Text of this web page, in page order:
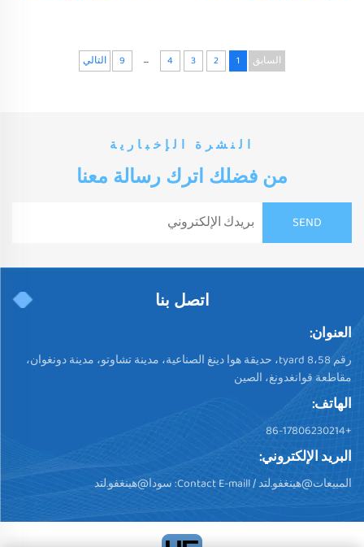
الحسية بلورات لافا للأطفال
السابق 1
2
3
4
...
9 التالي
النشرة الإخبارية
من فضلك اترك رسالة معنا
اتصل بنا
العنوان:
رقم 58،tyard 8، حديقة هوا دينغ الصناعية، مدينة تشاوتو، مدينة دونغوان،
مقاطعة قوانغدونغ، الصين
الهاتف:
+86-17806230214
البريد الإلكتروني:
المبيعات@هينغفو.لتد/ Contact E-maill: سودا@هينغفو.لتد